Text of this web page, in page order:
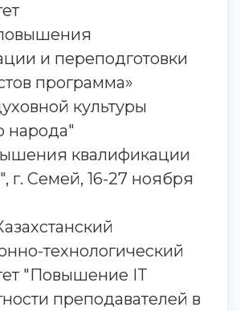
и переподготовки
программа»
культуры
народа"
квалификации
г. Семей, 16-27 ноября
технологический
"Повышение IT
преподавателей в